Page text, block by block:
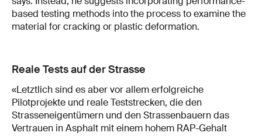
based testing methods into the process to examine the
material for cracking or plastic deformation.
Reale Tests auf der Strasse
«Letztlich sind es aber vor allem erfolgreiche
Pilotprojekte und reale Teststrecken, die den
Strasseneigentümern und den Strassenbauern das
Vertrauen in Asphalt mit einem hohem RAP-Gehalt